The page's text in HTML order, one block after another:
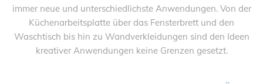
immer neue und unterschiedlichste Anwendungen. Von der
Küchenarbeitsplatte über das Fensterbrett und den
Waschtisch bis hin zu Wandverkleidungen sind den Ideen
kreativer Anwendungen keine Grenzen gesetzt.